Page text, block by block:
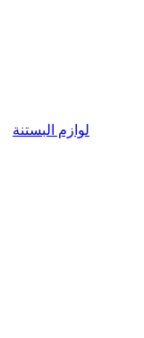
لوازم البستنة